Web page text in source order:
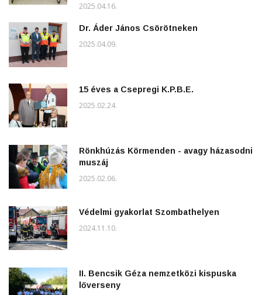
2025.04.16.
Dr. Áder János Csörötneken
2025.04.09.
15 éves a Csepregi K.P.B.E.
2025.02.24.
Rönkhúzás Körmenden - avagy házasodni
muszáj
2025.02.06.
Védelmi gyakorlat Szombathelyen
2024.11.10.
II. Bencsik Géza nemzetközi kispuska
lőverseny